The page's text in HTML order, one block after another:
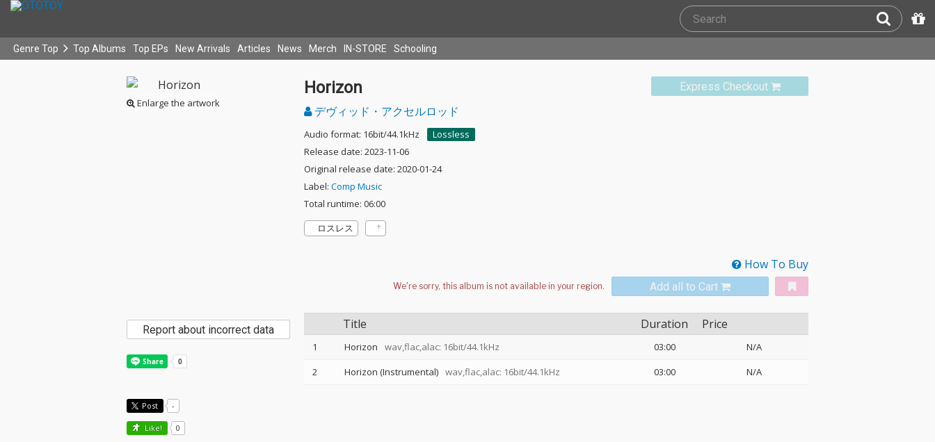
Genre Top Top Albums Top EPs New Arrivals Articles News Merch IN-STORE Schooling
Enlarge the artwork
Express Checkout
Horizon
デヴィッド・アクセルロッド
Audio format: 16bit/44.1kHz
Lossless
Release date: 2023-11-06
Original release date: 2020-01-24
Label: Comp Music
Total runtime: 06:00
ロスレス
How To Buy
Add all to Cart
Title Duration Price
1 Horizon wav,flac,alac: 16bit/44.1kHz 03:00
N/A
2
Horizon (Instrumental) wav,flac,alac: 16bit/44.1kHz 03:00 N/A
Report about incorrect data
Post -
Like! 0